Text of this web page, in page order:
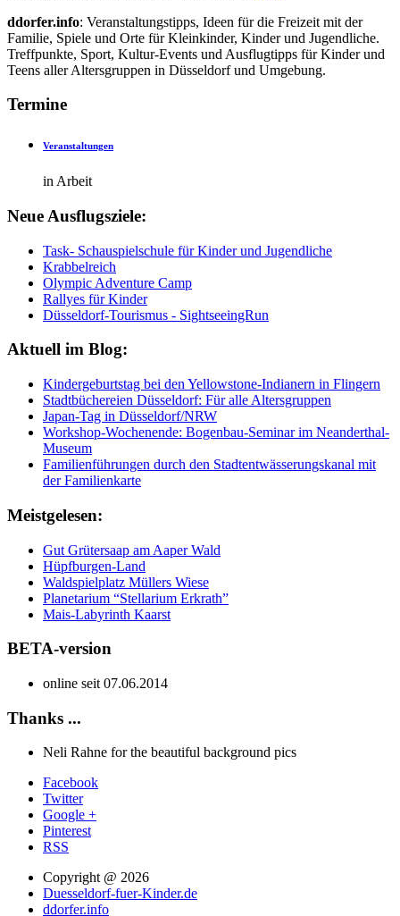
ddorfer.info: Veranstaltungstipps, Ideen für die Freizeit mit der
Familie, Spiele und Orte für Kleinkinder, Kinder und Jugendliche.
Treffpunkte, Sport, Kultur-Events und Ausflugtipps für Kinder und
Teens aller Altersgruppen in Düsseldorf und Umgebung.
Termine
Veranstaltungen
in Arbeit
Neue Ausflugsziele:
Task- Schauspielschule für Kinder und Jugendliche
Krabbelreich
Olympic Adventure Camp
Rallyes für Kinder
Düsseldorf-Tourismus - SightseeingRun
Aktuell im Blog:
Kindergeburtstag bei den Yellowstone-Indianern in Flingern
Stadtbüchereien Düsseldorf: Für alle Altersgruppen
Japan-Tag in Düsseldorf/NRW
Workshop-Wochenende: Bogenbau-Seminar im Neanderthal-
Museum
Familienführungen durch den Stadtentwässerungskanal mit
der Familienkarte
Meistgelesen:
Gut Grütersaap am Aaper Wald
Hüpfburgen-Land
Waldspielplatz Müllers Wiese
Planetarium “Stellarium Erkrath”
Mais-Labyrinth Kaarst
BETA-version
online seit 07.06.2014
Thanks ...
Neli Rahne for the beautiful background pics
Facebook
Twitter
Google +
Pinterest
RSS
Copyright @ 2026
Duesseldorf-fuer-Kinder.de
ddorfer.info